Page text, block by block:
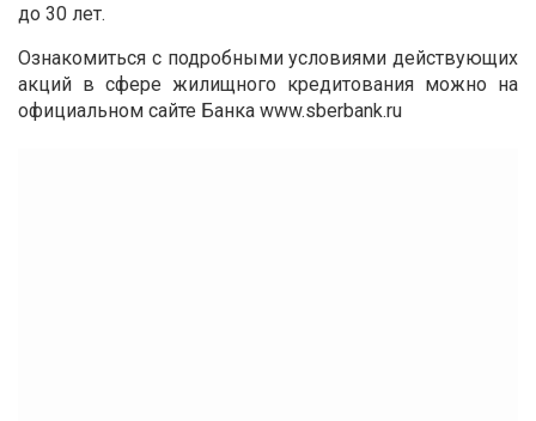
до 30 лет.
Ознакомиться с подробными условиями действующих
акций в сфере жилищного кредитования можно на
официальном сайте Банка www.sberbank.ru